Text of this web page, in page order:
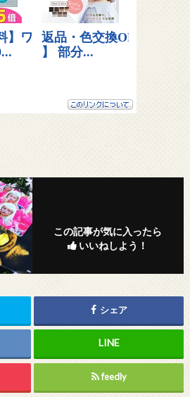
この記事が気に入ったら
いいねしよう！
シェア
feedly